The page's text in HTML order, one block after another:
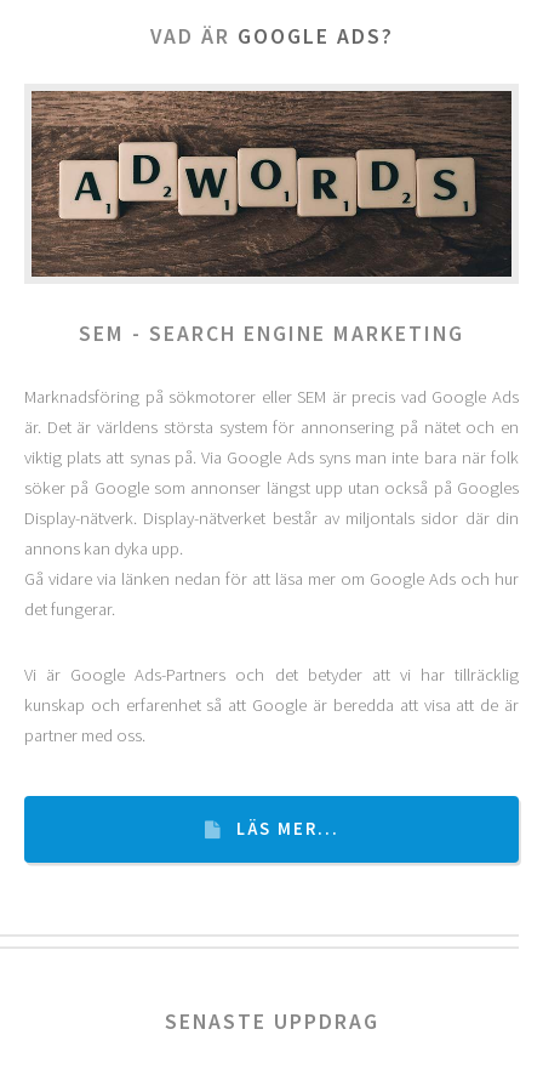
VAD ÄR GOOGLE ADS?
SEM - SEARCH ENGINE MARKETING
Marknadsföring på sökmotorer eller SEM är precis vad Google Ads
är. Det är världens största system för annonsering på nätet och en
viktig plats att synas på. Via Google Ads syns man inte bara när folk
söker på Google som annonser längst upp utan också på Googles
Display-nätverk. Display-nätverket består av miljontals sidor där din
annons kan dyka upp.
Gå vidare via länken nedan för att läsa mer om Google Ads och hur
det fungerar.
Vi är Google Ads-Partners och det betyder att vi har tillräcklig
kunskap och erfarenhet så att Google är beredda att visa att de är
partner med oss.
LÄS MER...
SENASTE UPPDRAG